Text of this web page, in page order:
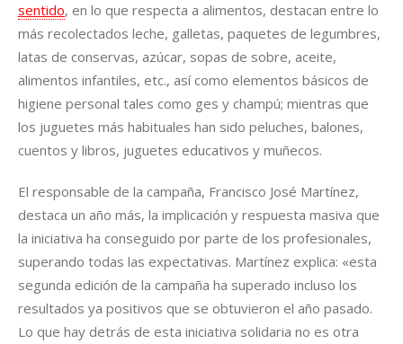
sentido, en lo que respecta a alimentos, destacan entre lo
más recolectados leche, galletas, paquetes de legumbres,
latas de conservas, azúcar, sopas de sobre, aceite,
alimentos infantiles, etc., así como elementos básicos de
higiene personal tales como ges y champú; mientras que
los juguetes más habituales han sido peluches, balones,
cuentos y libros, juguetes educativos y muñecos.
El responsable de la campaña, Francisco José Martínez,
destaca un año más, la implicación y respuesta masiva que
la iniciativa ha conseguido por parte de los profesionales,
superando todas las expectativas. Martínez explica: «esta
segunda edición de la campaña ha superado incluso los
resultados ya positivos que se obtuvieron el año pasado.
Lo que hay detrás de esta iniciativa solidaria no es otra